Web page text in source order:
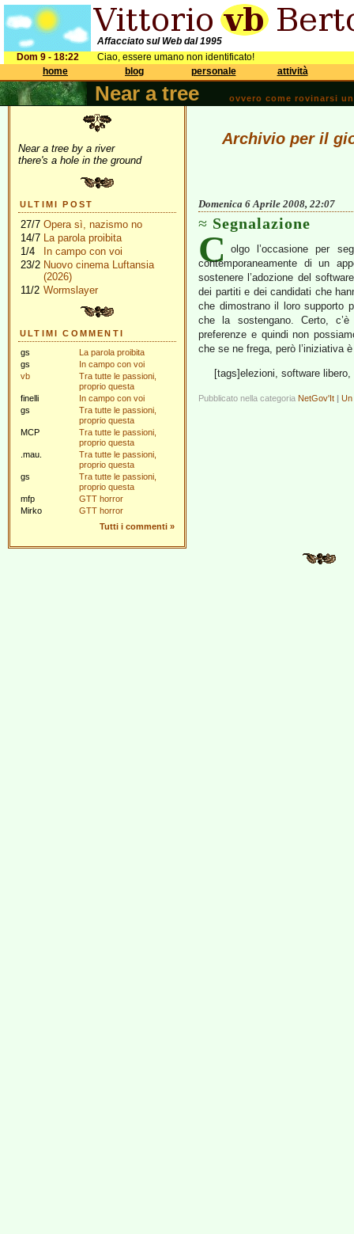
Affacciato sul Web dal 1995
Dom 9 - 18:22
Ciao, essere umano non identificato!
home
blog personale attività
Near a tree ovvero come rovinarsi
Near a tree by a river
there's a hole in the ground
ULTIMI POST
27/7 Opera sì, nazismo no
14/7 La parola proibita
1/4
In campo con voi
23/2 Nuovo cinema Luftansia
(2026)
11/2 Wormslayer
ULTIMI COMMENTI
gs
La parola proibita
gs
In campo con voi
vb
Tra tutte le passioni,
proprio questa
finelli
In campo con voi
gs
Tra tutte le passioni,
proprio questa
MCP
Tra tutte le passioni,
proprio questa
.mau.
Tra tutte le passioni,
proprio questa
gs
Tra tutte le passioni,
proprio questa
mfp
GTT horror
Mirko
GTT horror
Tutti i commenti »
Archivio per il
Domenica 6 Aprile 2008, 22:07
Segnalazione
C
olgo l’occasione per
contemporaneamente di un
sostenere l’adozione del
dei partiti e dei candidati che
che dimostrano il loro supporto
che la sostengano. Certo,
preferenze e quindi non
che se ne frega, però l’iniziativa
[tags]elezioni, software
Pubblicato nella categoria NetGov'It | Un